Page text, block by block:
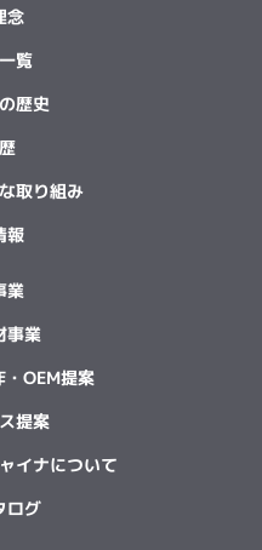
念
覧
歴史
取り組み
報
業
事業
・OEM提案
提案
イナについて
ログ